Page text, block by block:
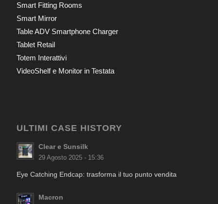
Smart Fitting Rooms
Smart Mirror
Table ADV Smartphone Charger
Tablet Retail
Totem Interattivi
VideoShelf e Monitor in Testata
ULTIMI CASE HISTORY
Clear e Sunsilk
29 Agosto 2025 - 15:36
Eye Catching Endcap: trasforma il tuo punto vendita
Macron